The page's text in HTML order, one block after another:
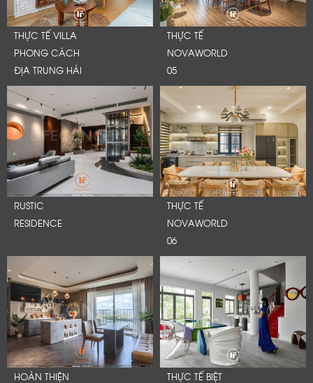
THỰC TẾ VILLA
PHONG CÁCH
ĐỊA TRUNG HẢI
THỰC TẾ
NOVAWORLD
05
RUSTIC
RESIDENCE
THỰC TẾ
NOVAWORLD
06
HOÀN THIỆN
THỰC TẾ BIỆT